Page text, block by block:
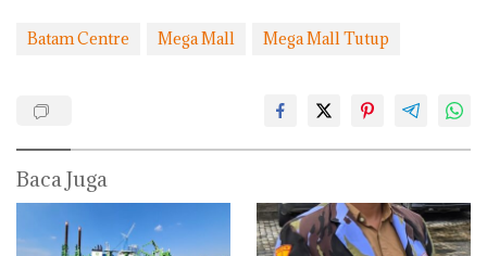
Batam Centre Mega Mall Mega Mall Tutup
Baca Juga